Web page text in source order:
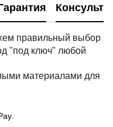
правильный выбор
"под ключ" любой
материалами для